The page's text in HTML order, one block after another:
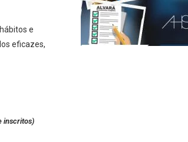
e
eficazes,
inscritos)